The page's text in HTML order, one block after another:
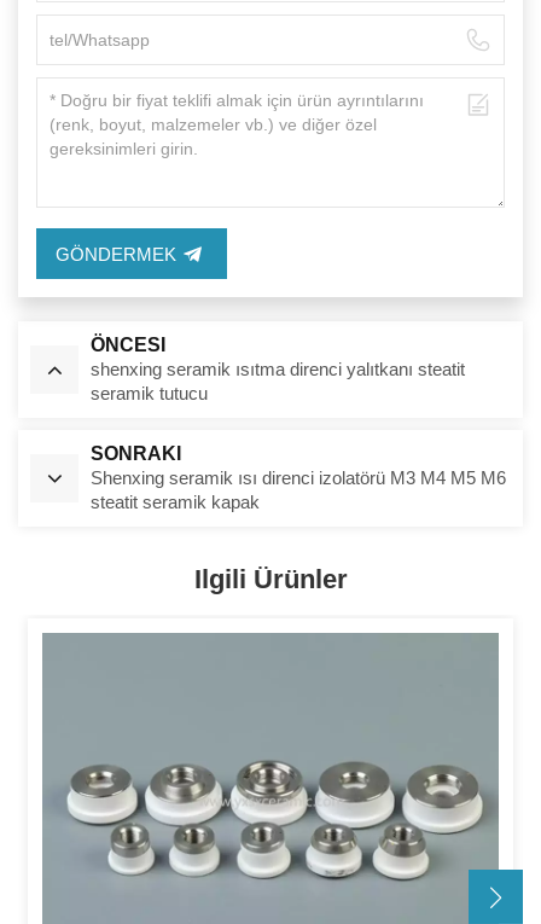
GÖNDERMEK
ÖNCESI
shenxing seramik ısıtma direnci yalıtkanı steatit
seramik tutucu
SONRAKI
Shenxing seramik ısı direnci izolatörü M3 M4 M5 M6
steatit seramik kapak
Ilgili Ürünler